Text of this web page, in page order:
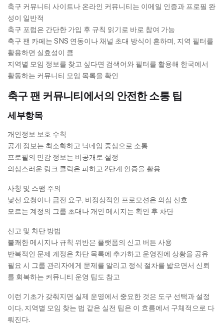
축구 커뮤니티 사이트나 온라인 커뮤니티는 이메일 인증과 프로필 완
성이 일반적
축구 포럼은 간단한 가입 후 규칙 읽기로 바로 참여 가능
축구 팬 카페는 SNS 연동이나 채널 초대 방식이 흔하며, 지역 필터를
활용하면 실효성이 큼
지역별 모임 정보를 찾고 싶다면 검색어와 필터를 활용해 한국에서
활동하는 커뮤니티 모임 목록을 확인
축구 팬 커뮤니티에서의 안전한 소통 팁
세부항목
개인정보 보호 수칙
공개 정보는 최소화하고 닉네임 중심으로 소통
프로필의 민감 정보는 비공개로 설정
의심스러운 링크 클릭은 피하고 2단계 인증을 활용
사칭 및 스팸 주의
낯선 요청이나 금전 요구, 비정상적인 프로모션은 의심 신호
모르는 계정의 그룹 초대나 개인 메시지는 확인 후 차단
신고 및 차단 방법
불쾌한 메시지나 규칙 위반은 플랫폼의 신고 버튼 사용
반복적인 문제 계정은 차단 목록에 추가하고 운영진에 상황을 공유
필요 시 그룹 관리자에게 문제를 알리고 정식 절차를 밟으면서 신뢰
를 회복하는 커뮤니티 운영 팁도 참고
이런 기초가 갖춰지면 실제 운영에서 중요한 것은 도구 선택과 설정
이다. 지역별 모임 찾는 법 같은 실전 팁은 이 흐름에서 구체적으로 다
뤄진다.